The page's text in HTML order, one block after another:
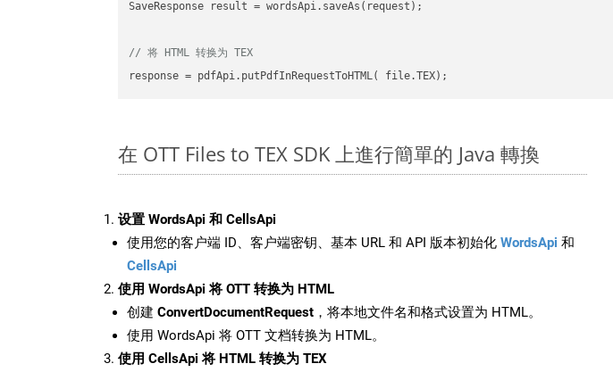
SaveResponse result = wordsApi.saveAs(request);
// 将 HTML 转换为 TEX
在 OTT Files to TEX SDK 上進行簡單的 Java 轉換
设置 WordsApi 和 CellsApi
使用您的客户端 ID、客户端密钥、基本 URL 和 API 版本初始化 WordsApi 和
CellsApi
使用 WordsApi 将 OTT 转换为 HTML
创建 ConvertDocumentRequest ，将本地文件名和格式设置为 HTML。
使用 WordsApi 将 OTT 文档转换为 HTML。
使用 CellsApi 将 HTML 转换为 TEX